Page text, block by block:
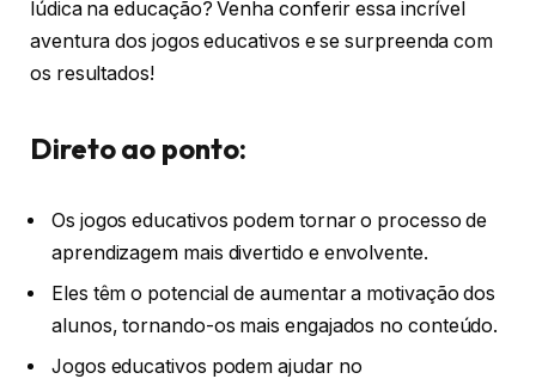
lúdica na educação? Venha conferir essa incrível
aventura dos jogos educativos e se surpreenda com
os resultados!
Direto ao ponto:
Os jogos educativos podem tornar o processo de
aprendizagem mais divertido e envolvente.
Eles têm o potencial de aumentar a motivação dos
alunos, tornando-os mais engajados no conteúdo.
Jogos educativos podem ajudar no